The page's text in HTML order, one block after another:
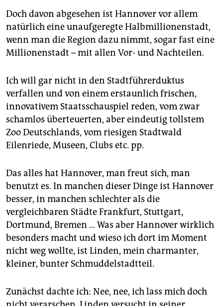
Doch davon abgesehen ist Hannover vor allem
natürlich eine unaufgeregte Halbmillionenstadt,
wenn man die Region dazu nimmt, sogar fast eine
Millionenstadt – mit allen Vor- und Nachteilen.
Ich will gar nicht in den Stadtführerduktus
verfallen und von einem erstaunlich frischen,
innovativem Staatsschauspiel reden, vom zwar
schamlos überteuerten, aber eindeutig tollstem
Zoo Deutschlands, vom riesigen Stadtwald
Eilenriede, Museen, Clubs etc. pp.
Das alles hat Hannover, man freut sich, man
benutzt es. In manchen dieser Dinge ist Hannover
besser, in manchen schlechter als die
vergleichbaren Städte Frankfurt, Stuttgart,
Dortmund, Bremen … Was aber Hannover wirklich
besonders macht und wieso ich dort im Moment
nicht weg wollte, ist Linden, mein charmanter,
kleiner, bunter Schmuddelstadtteil.
Zunächst dachte ich: Nee, nee, ich lass mich doch